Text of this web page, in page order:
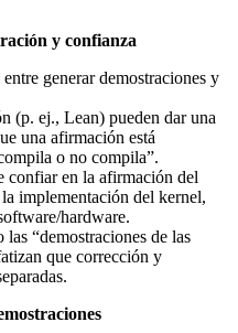
y confianza
generar demostraciones y
(p. ej., Lean) pueden dar una
una afirmación está
o no compila”.
confiar en la afirmación del
implementación del kernel,
hardware.
“demostraciones de las
que corrección y